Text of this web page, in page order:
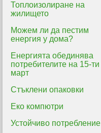
Топлоизолиране на
жилището
Можем ли да пестим
енергия у дома?
Енергията обединява
потребителите на 15-ти
март
Стъклени опаковки
Еко компютри
Устойчиво потребление